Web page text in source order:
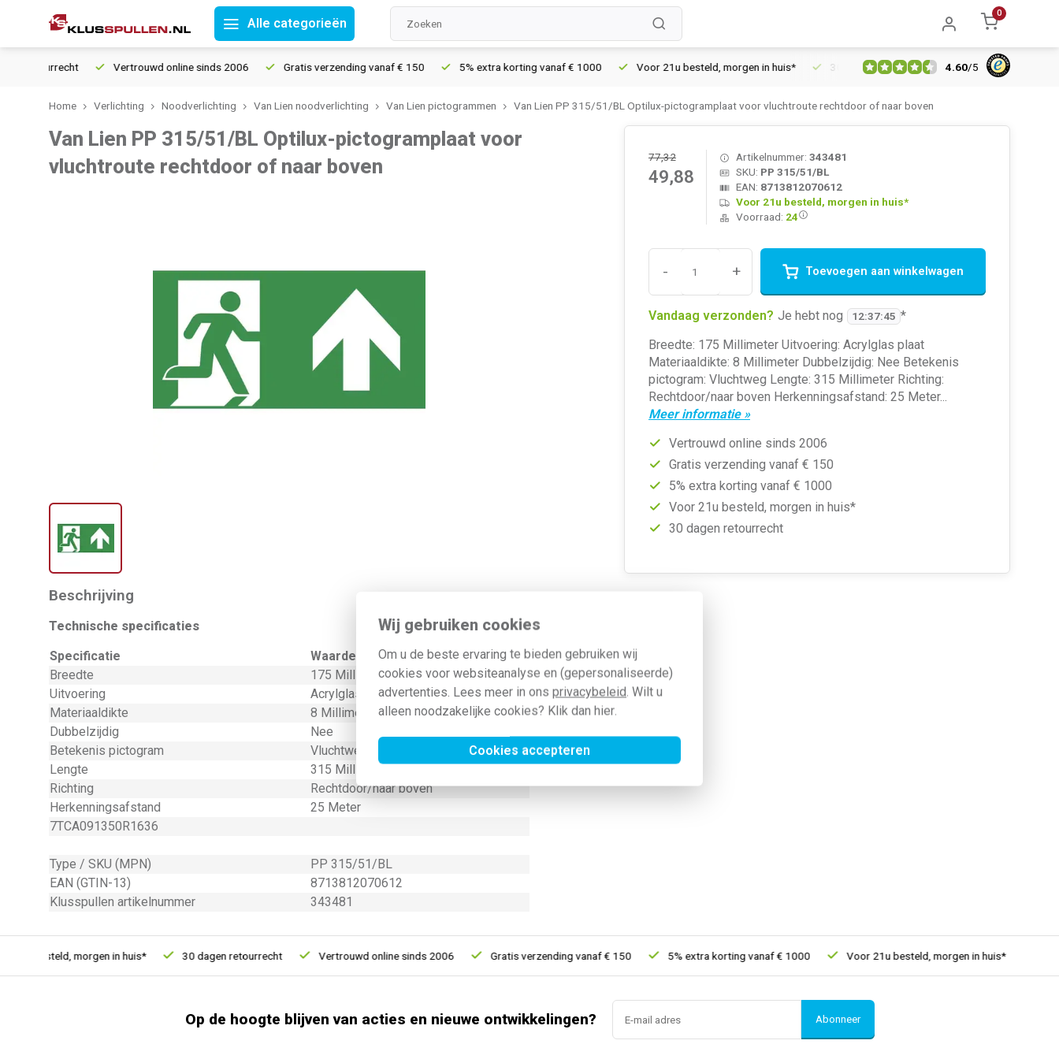
Wij gebruiken cookies
Om u de beste ervaring te bieden gebruiken wij
cookies voor websiteanalyse en (gepersonaliseerde)
advertenties. Lees meer in ons privacybeleid. Wilt u
alleen noodzakelijke cookies? Klik dan hier.
Cookies accepteren
Alle categorieën
0
retourrecht Vertrouwd online sinds 2006 Gratis verzending vanaf € 150 5% extra korting vanaf € 1000 Voor 21u besteld, morgen in huis* 30 dagen retourrecht Vertrouwd online sinds
4.60/5
Home Verlichting Noodverlichting Van Lien noodverlichting Van Lien pictogrammen Van Lien PP 315/51/BL Optilux-pictogramplaat voor vluchtroute rechtdoor of naar boven
Van Lien PP 315/51/BL Optilux-pictogramplaat voor
vluchtroute rechtdoor of naar boven
77,32
49,88
Artikelnummer: 343481
SKU: PP 315/51/BL
EAN: 8713812070612
Voor 21u besteld, morgen in huis*
Voorraad: 24
- + Toevoegen aan winkelwagen
Vandaag verzonden? Je hebt nog 12:37:45 *
Breedte: 175 Millimeter Uitvoering: Acrylglas plaat
Materiaaldikte: 8 Millimeter Dubbelzijdig: Nee Betekenis
pictogram: Vluchtweg Lengte: 315 Millimeter Richting:
Rechtdoor/naar boven Herkenningsafstand: 25 Meter...
Meer informatie »
Vertrouwd online sinds 2006
Gratis verzending vanaf € 150
5% extra korting vanaf € 1000
Voor 21u besteld, morgen in huis*
30 dagen retourrecht
Beschrijving
Technische specificaties
Specificatie
Waarde
Breedte
175 Millimeter
Uitvoering
Acrylglas plaat
Materiaaldikte
8 Millimeter
Dubbelzijdig
Nee
Betekenis pictogram
Vluchtweg
Lengte
315 Millimeter
Richting
Rechtdoor/naar boven
Herkenningsafstand
25 Meter
7TCA091350R1636
Type / SKU (MPN)
PP 315/51/BL
EAN (GTIN-13)
8713812070612
Klusspullen artikelnummer
343481
besteld, morgen in huis* 30 dagen retourrecht Vertrouwd online sinds 2006 Gratis verzending vanaf € 150 5% extra korting vanaf € 1000 Voor 21u besteld, morgen in huis*
Op de hoogte blijven van acties en nieuwe ontwikkelingen? Abonneer